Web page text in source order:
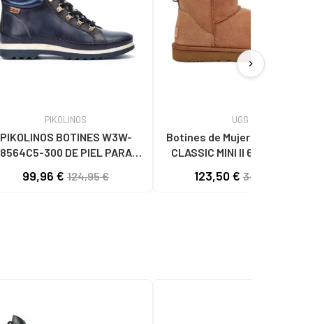
PIKOLINOS
PIKOLINOS BOTINES W3W-
8564C5-300 DE PIEL PARA
99,96 € 124,95 €
UGG
Botines de Mujer UGG 1016222
CLASSIC MINI II 6 CHESTNUT
123,50 €345,36 €
chevron_right